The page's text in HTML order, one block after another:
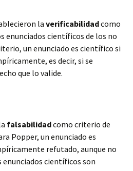
la verificabilidadcomo
enunciados científicos de los no
un enunciado es científico si
es decir, si se
que lo valide.
falsabilidadcomo criterio de
Popper, un enunciado es
refutado, aunque no
enunciados científicos son